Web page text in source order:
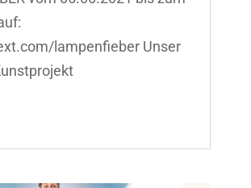
lampenfieber Unser